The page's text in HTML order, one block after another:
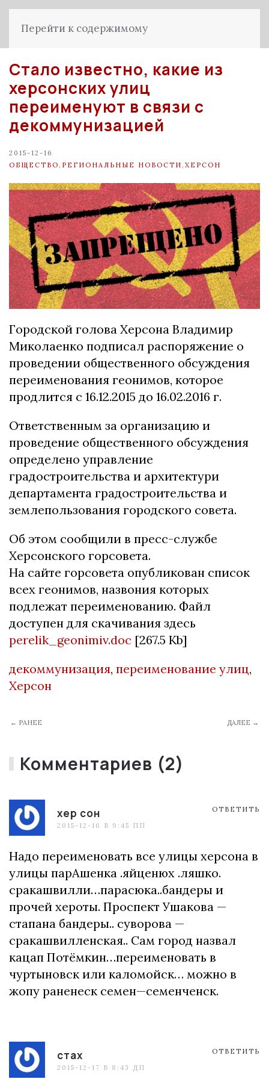
Перейти к содержимому
Стало известно, какие из
херсонских улиц
переименуют в связи с
декоммунизацией
2015-12-16
ОБЩЕСТВО РЕГИОНАЛЬНЫЕ НОВОСТИ ХЕРСОН
Городской голова Херсона Владимир
Миколаенко подписал распоряжение о
проведении общественного обсуждения
переименования геонимов, которое
продлится с 16.12.2015 до 16.02.2016 г.
Ответственным за организацию и
проведение общественного обсуждения
определено управление
градостроительства и архитектури
департамента градостроительства и
землепользования городского совета.
Об этом сообщили в пресс-службе
Херсонского горсовета.
На сайте горсовета опубликован список
всех геонимов, назвония которых
подлежат переименованию. Файл
доступен для скачивания здесь
perelik_geonimiv.doc [267.5 Kb]
декоммунизация, переименование улиц,
Херсон
← РАНЕЕ ДАЛЕЕ →
Комментариев (2)
хер сон
2015-12-16 В 9:45 ПП
ОТВЕТИТЬ
Надо переименовать все улицы херсона в
улицы парАшенка .яйценюх .ляшко.
сракашвилли…парасюка..бандеры и
прочей хероты. Проспект Ушакова —
стапана бандеры.. суворова —
сракашвилленская.. Сам город назвал
кацап Потёмкин…переименовать в
чуртыновск или каломойск… можно в
жопу раненеск семен—семенченск.
стах
2015-12-17 В 8:43 ДП
ОТВЕТИТЬ